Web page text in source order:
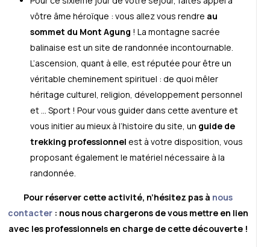
vôtre âme héroïque : vous allez vous rendre au
sommet du Mont Agung ! La montagne sacrée
balinaise est un site de randonnée incontournable.
L’ascension, quant à elle, est réputée pour être un
véritable cheminement spirituel : de quoi mêler
héritage culturel, religion, développement personnel
et … Sport ! Pour vous guider dans cette aventure et
vous initier au mieux à l’histoire du site, un guide de
trekking professionnel est à votre disposition, vous
proposant également le matériel nécessaire à la
randonnée.
Pour réserver cette activité, n’hésitez pas à nous
contacter: nous nous chargerons de vous mettre en lien
avec les professionnels en charge de cette découverte !